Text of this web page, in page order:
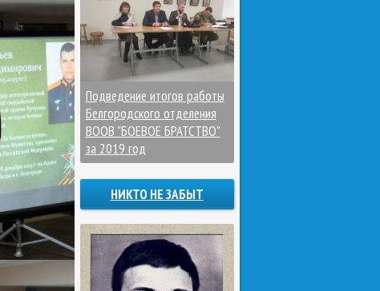
Подведение итогов работы
Белгородского отделения
ВООВ "БОЕВОЕ БРАТСТВО"
за 2019 год
НИКТО НЕ ЗАБЫТ